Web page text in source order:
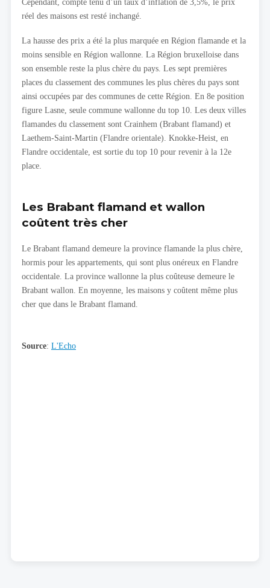
réel des maisons est resté inchangé.
La hausse des prix a été la plus marquée en Région flamande et la
moins sensible en Région wallonne. La Région bruxelloise dans
son ensemble reste la plus chère du pays. Les sept premières
places du classement des communes les plus chères du pays sont
ainsi occupées par des communes de cette Région. En 8e position
figure Lasne, seule commune wallonne du top 10. Les deux villes
flamandes du classement sont Crainhem (Brabant flamand) et
Laethem-Saint-Martin (Flandre orientale). Knokke-Heist, en
Flandre occidentale, est sortie du top 10 pour revenir à la 12e
place.
Les Brabant flamand et wallon
coûtent très cher
Le Brabant flamand demeure la province flamande la plus chère,
hormis pour les appartements, qui sont plus onéreux en Flandre
occidentale. La province wallonne la plus coûteuse demeure le
Brabant wallon. En moyenne, les maisons y coûtent même plus
cher que dans le Brabant flamand.
Source: L'Echo